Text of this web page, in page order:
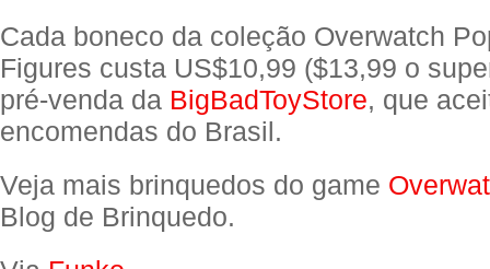
Cada boneco da coleção Overwatch
Figures custa US$10,99 ($13,99 o
pré-venda da BigBadToyStore, que
encomendas do Brasil.
Veja mais brinquedos do game
Blog de Brinquedo.